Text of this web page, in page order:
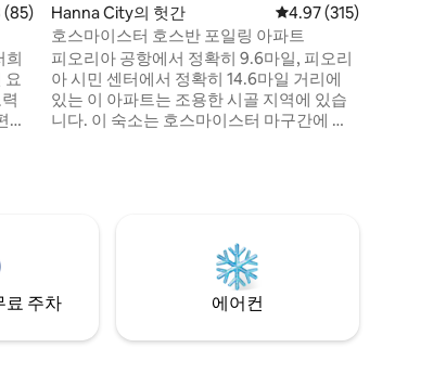
점(5점 만점), 후기 85개
(85)
요
안
Hanna City의 헛간 평점 4.97점(5점 만점),
4.97 (315)
호스마이스터 호스반 포일링 아파트
피오리아 공항에서 정확히 9.6마일, 피오리
아 시민 센터에서 정확히 14.6마일 거리에
있는 이 아파트는 조용한 시골 지역에 있습
니다. 이 숙소는 호스마이스터 마구간에 있
한나 시티 마을에서 불과 4마일 거리에 있습
료 주차 에어컨